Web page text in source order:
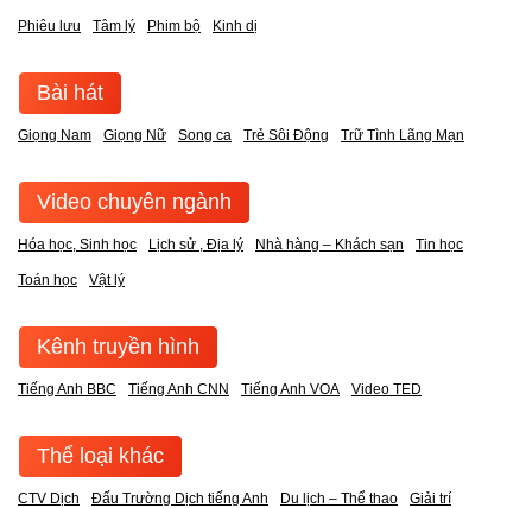
Phiêu lưu Tâm lý Phim bộ Kinh dị
Bài hát
Giọng Nam Giọng Nữ Song ca Trẻ Sôi Động Trữ Tình Lãng Mạn
Video chuyên ngành
Hóa học, Sinh học Lịch sử , Địa lý Nhà hàng – Khách sạn Tin học
Toán học Vật lý
Kênh truyền hình
Tiếng Anh BBC Tiếng Anh CNN Tiếng Anh VOA Video TED
Thể loại khác
CTV Dịch Đấu Trường Dịch tiếng Anh Du lịch – Thể thao Giải trí